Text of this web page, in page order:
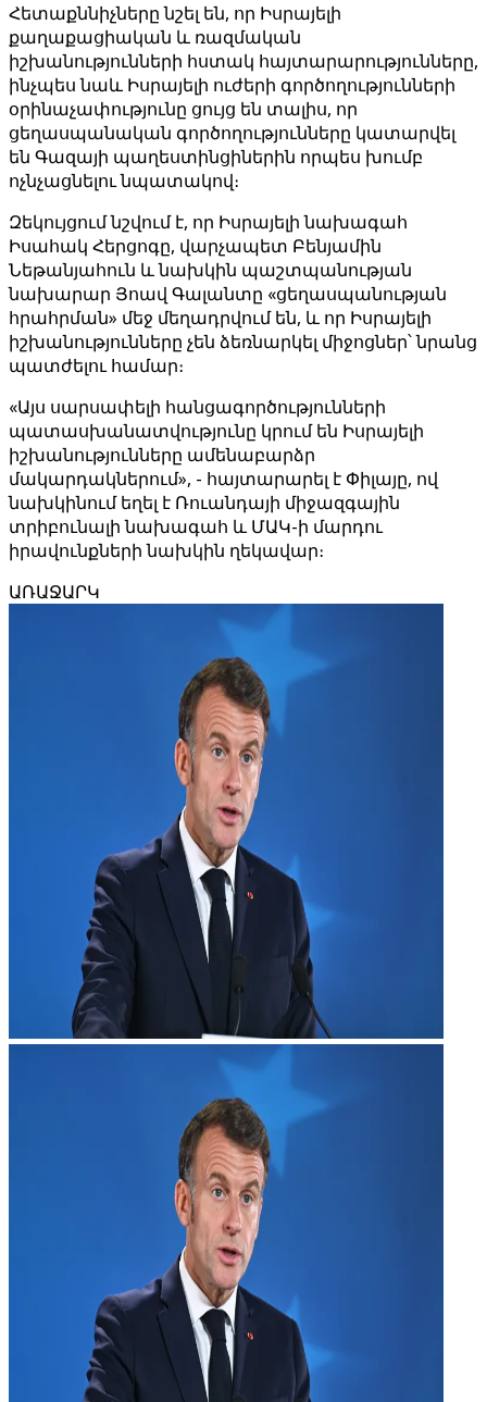
Հետաքննիչները նշել են, որ Իսրայելի
քաղաքացիական և ռազմական
իշխանությունների հստակ հայտարարությունները,
ինչպես նաև Իսրայելի ուժերի գործողությունների
օրինաչափությունը ցույց են տալիս, որ
ցեղասպանական գործողությունները կատարվել
են Գազայի պաղեստինցիներին որպես խումբ
ոչնչացնելու նպատակով։
Զեկույցում նշվում է, որ Իսրայելի նախագահ
Իսահակ Հերցոգը, վարչապետ Բենյամին
Նեթանյահուն և նախկին պաշտպանության
նախարար Յոավ Գալանտը «ցեղասպանության
հրահրման» մեջ մեղադրվում են, և որ Իսրայելի
իշխանությունները չեն ձեռնարկել միջոցներ՝ նրանց
պատժելու համար։
«Այս սարսափելի հանցագործությունների
պատասխանատվությունը կրում են Իսրայելի
իշխանությունները ամենաբարձր
մակարդակներում», - հայտարարել է Փիլայը, ով
նախկինում եղել է Ռուանդայի միջազգային
տրիբունալի նախագահ և ՄԱԿ-ի մարդու
իրավունքների նախկին ղեկավար։
ԱՌԱՋԱՐԿ